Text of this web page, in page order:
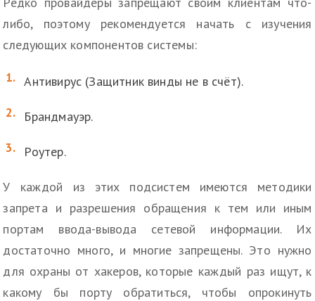
либо, поэтому рекомендуется начать с изучения
следующих компонентов системы:
Антивирус (Защитник винды не в счёт).
Брандмауэр.
Роутер.
У каждой из этих подсистем имеются методики
запрета и разрешения обращения к тем или иным
портам ввода-вывода сетевой информации. Их
достаточно много, и многие запрещены. Это нужно
для охраны от хакеров, которые каждый раз ищут, к
какому бы порту обратиться, чтобы опрокинуть